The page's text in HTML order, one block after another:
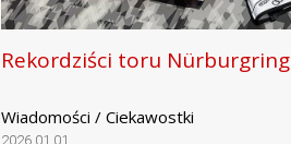
Rekordziści toru Nürburgring
Wiadomości / Ciekawostki
2026.01.01